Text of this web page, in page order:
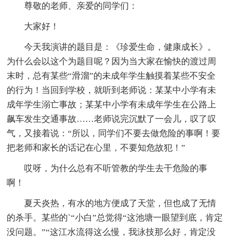
尊敬的老师、亲爱的同学们：
大家好！
今天我演讲的题目是：《珍爱生命，健康成长》。
为什么会以这个为题目呢？因为当大家在愉快的渡过周
末时，总有某些“滑溜”的未成年学生触摸着某些不安全
的行为！当回到学校，就听到老师说：某某中小学有未
成年学生溺亡事故；某某中小学有未成年学生在公路上
飙车发生交通事故……老师说完沉默了一会儿，叹了叹
气，又接着说：“所以，同学们不要去做危险的事啊！要
把老师和家长的话记在心里，不要知危故犯！”
哎呀，为什么总有不听管教的学生去干危险的事
啊！
夏天炎热，有水的地方便成了天堂，但也成了无情
的杀手。某些的`“小白”总觉得“这池塘一眼望到底，肯定
没问题。”“这江水流得这么慢，我泳技那么好，肯定没